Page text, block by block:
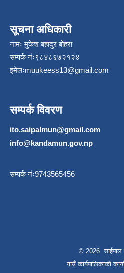
सूचना अधिकारी
नामः मुकेश बहादुर बोहरा
सम्पर्क नंः९८४८६७२१२४
इमेलःmuukeess13@gmail.com
सम्पर्क विवरण
ito.saipalmun@gmail.com
info@kandamun.gov.np
सम्पर्क नंः9743565456
© 2026 साईपाल
गाउँ कार्यपालिकाकाे